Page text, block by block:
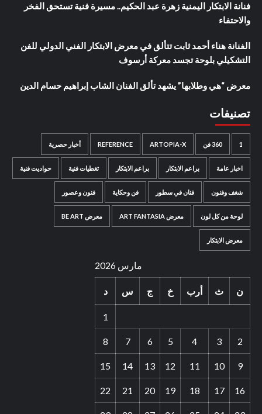
فنانة الابتكار اليمنية زهرة عبد الحكيم.. مسيرة فنية تستحق الفخر
والاحتفاء
الفنانة هناء أحمد ثابت تتألق في معرض الابتكار الفني الدولي للفن
التشكيلي بلوحة تجسد معركة أرسوف
معرض “هي وطلابها” يشهد تألق الفنان الشاب إبراهيم حسام الدين
تصنيفات
1 360 فن ARTOPIA-X
REFERENCE أخبار حصرية
اخبار عامة براعم الابتكار براعم الابتكار تغطيات فنية حواديت فنية
شغف وفنون فنان في سطور فن وحكاية فنون وعصور
لوحة من كل لون معرض ART FANTASIA معرض BE ART
معرض الابتكار
مارس 2026
ن ث أرب خ ج س د
1
2
3
4
5
6
7
8
9
10
11
12
13
14
15
16
17
18
19
20
21
22